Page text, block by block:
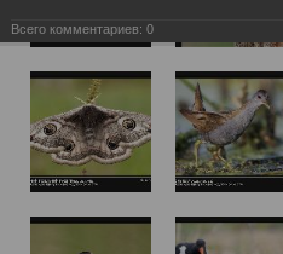
Всего комментариев: 0